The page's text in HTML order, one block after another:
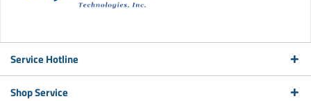
Service Hotline
Shop Service